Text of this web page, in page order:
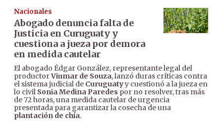
Nacionales
Abogado denuncia falta de
Justicia en Curuguaty y
cuestiona a jueza por demora
en medida cautelar
El abogado Édgar González, representante legal del
productorViumar de Souza, lanzó duras críticas contra
el sistema judicial de Curuguatyy cuestionó a la jueza en
lo civil Sonia Medina Paredes por no resolver, tras más
de 72 horas, una medida cautelar de urgencia
presentada para garantizar la cosecha de una
plantación de chía.